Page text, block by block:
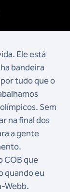
Ele está
bandeira
tudo que o
Sem
na final dos
a gente
COB que
quando eu
Webb.